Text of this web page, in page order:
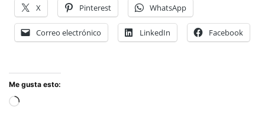
X Pinterest WhatsApp
Correo electrónico LinkedIn Facebook
Me gusta esto:
Cargando...